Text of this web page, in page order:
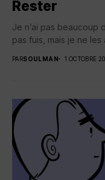
Rester
Je n’ai pas beaucoup
pas fuis, mais je ne les
PARSOULMAN 1 OCTOBRE